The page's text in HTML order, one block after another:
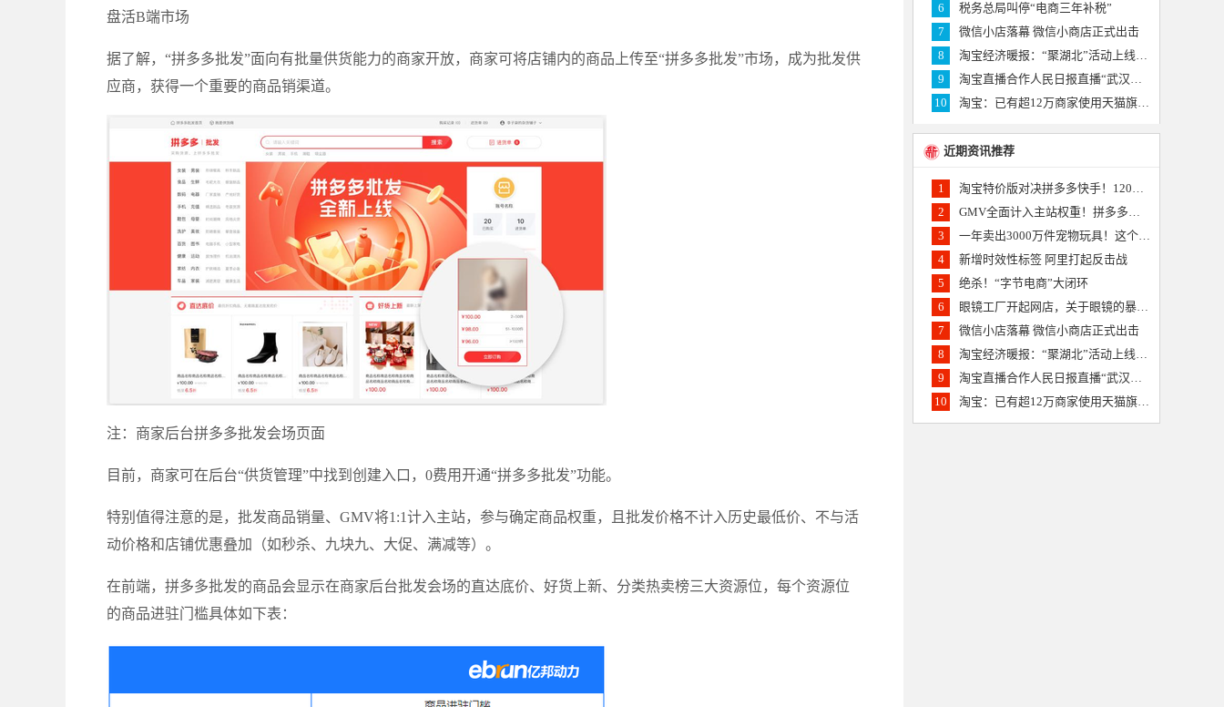
盘活B端市场
据了解，“拼多多批发”面向有批量供货能力的商家开放，商家可将店铺内的商品上传至“拼多多批发”市场，成为批发供
应商，获得一个重要的商品销渠道。
注：商家后台拼多多批发会场页面
目前，商家可在后台“供货管理”中找到创建入口，0费用开通“拼多多批发”功能。
特别值得注意的是，批发商品销量、GMV将1:1计入主站，参与确定商品权重，且批发价格不计入历史最低价、不与活
动价格和店铺优惠叠加（如秒杀、九块九、大促、满减等）。
在前端，拼多多批发的商品会显示在商家后台批发会场的直达底价、好货上新、分类热卖榜三大资源位，每个资源位
的商品进驻门槛具体如下表：
6
税务总局叫停“电商三年补税”
7
微信小店落幕 微信小商店正式出击
8
淘宝经济暖报：“聚湖北”活动上线一小时卖出20万单农货食品
9
淘宝直播合作人民日报直播“武汉重启”20多万人云登黄鹤楼
10
淘宝：已有超12万商家使用天猫旗舰店2.0的创新工具
近期资讯推荐
1
淘宝特价版对决拼多多快手！120万产业带商家杀入短视频
2
GMV全面计入主站权重！拼多多批发业务上线 杀气逼人
3
一年卖出3000万件宠物玩具！这个亚马逊供应商要上创业板
4
新增时效性标签 阿里打起反击战
5
绝杀！“字节电商”大闭环
6
眼镜工厂开起网店，关于眼镜的暴利传说终结？
7
微信小店落幕 微信小商店正式出击
8
淘宝经济暖报：“聚湖北”活动上线一小时卖出20万单农货食品
9
淘宝直播合作人民日报直播“武汉重启”20多万人云登黄鹤楼
10
淘宝：已有超12万商家使用天猫旗舰店2.0的创新工具